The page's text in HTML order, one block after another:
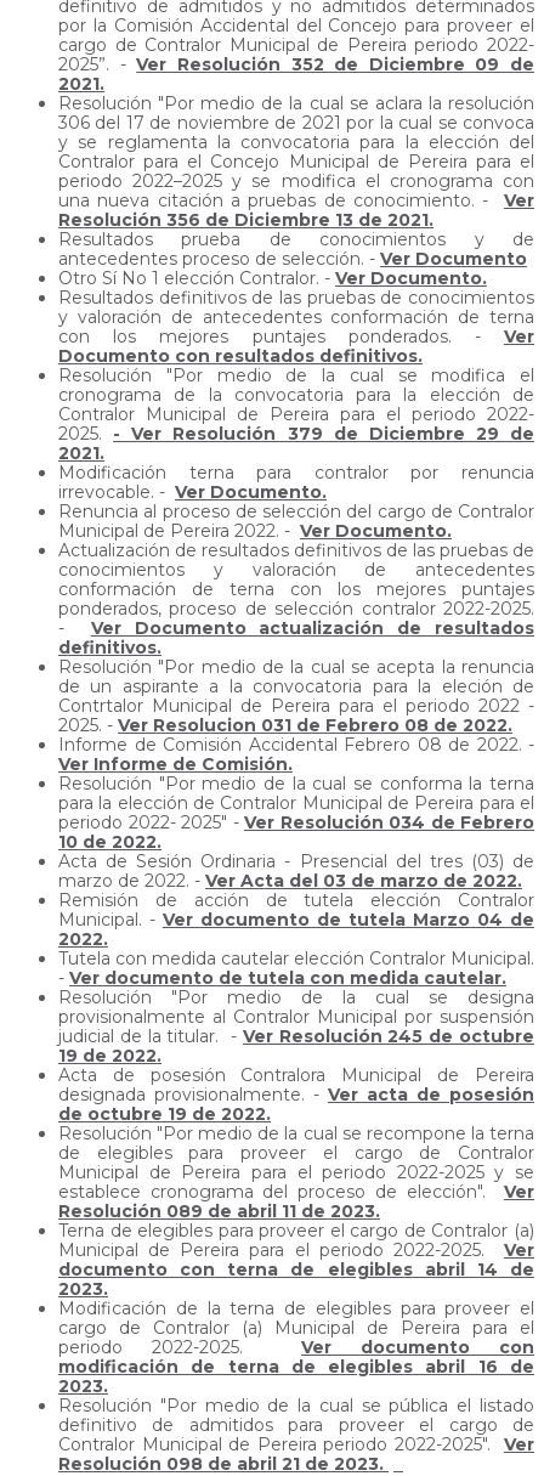
definitivo de admitidos y no admitidos determinados
por la Comisión Accidental del Concejo para proveer el
cargo de Contralor Municipal de Pereira periodo 2022-
2025”. -Ver Resolución 352 de Diciembre 09 de
2021.
Resolución "Por medio de la cual se aclara la resolución
306 del 17 de noviembre de 2021 por la cual se convoca
y se reglamenta la convocatoria para la elección del
Contralor para el Concejo Municipal de Pereira para el
periodo 2022–2025 y se modifica el cronograma con
una nueva citación a pruebas de conocimiento. -
Ver
Resolución 356 de Diciembre 13 de 2021.
Resultados prueba de conocimientos y de
antecedentes proceso de selección. - Ver Documento
Otro Sí No 1 elección Contralor. - Ver Documento.
Resultados definitivos de las pruebas de conocimientos
y valoración de antecedentes conformación de terna
con los mejores puntajes ponderados. - Ver
Documento con resultados definitivos.
Resolución "Por medio de la cual se modifica el
cronograma de la convocatoria para la elección de
Contralor Municipal de Pereira para el periodo 2022-
2025. - Ver Resolución 379 de Diciembre 29 de
2021.
Modificación terna para contralor por renuncia
irrevocable. - Ver Documento.
Renuncia al proceso de selección del cargo de Contralor
Municipal de Pereira 2022. - Ver Documento.
Actualización de resultados definitivos de las pruebas de
conocimientos y valoración de antecedentes
conformación de terna con los mejores puntajes
ponderados, proceso de selección contralor 2022-2025.
-
Ver Documento actualización de resultados
definitivos.
Resolución "Por medio de la cual se acepta la renuncia
de un aspirante a la convocatoria para la eleción de
Contrtalor Municipal de Pereira para el periodo 2022 -
2025. - Ver Resolucion 031 de Febrero 08 de 2022.
Informe de Comisión Accidental Febrero 08 de 2022. -
Ver Informe de Comisión.
Resolución "Por medio de la cual se conforma la terna
para la elección de Contralor Municipal de Pereira para el
periodo 2022- 2025" - Ver Resolución 034 de Febrero
10 de 2022.
Acta de Sesión Ordinaria - Presencial del tres (03) de
marzo de 2022. - Ver Acta del 03 de marzo de 2022.
Remisión de acción de tutela elección Contralor
Municipal. - Ver documento de tutela Marzo 04 de
2022.
Tutela con medida cautelar elección Contralor Municipal.
- Ver documento de tutela con medida cautelar.
Resolución "Por medio de la cual se designa
provisionalmente al Contralor Municipal por suspensión
judicial de la titular. - Ver Resolución 245 de octubre
19 de 2022.
Acta de posesión Contralora Municipal de Pereira
designada provisionalmente. - Ver acta de posesión
de octubre 19 de 2022.
Resolución "Por medio de la cual se recompone la terna
de elegibles para proveer el cargo de Contralor
Municipal de Pereira para el periodo 2022-2025 y se
establece cronograma del proceso de elección".
Ver
Resolución 089 de abril 11 de 2023.
Terna de elegibles para proveer el cargo de Contralor (a)
Municipal de Pereira para el periodo 2022-2025. Ver
documento con terna de elegibles abril 14 de
2023.
Modificación de la terna de elegibles para proveer el
cargo de Contralor (a) Municipal de Pereira para el
periodo 2022-2025. Ver documento con
modificación de terna de elegibles abril 16 de
2023.
Resolución "Por medio de la cual se pública el listado
definitivo de admitidos para proveer el cargo de
Contralor Municipal de Pereira periodo 2022-2025". Ver
Resolución 098 de abril 21 de 2023.